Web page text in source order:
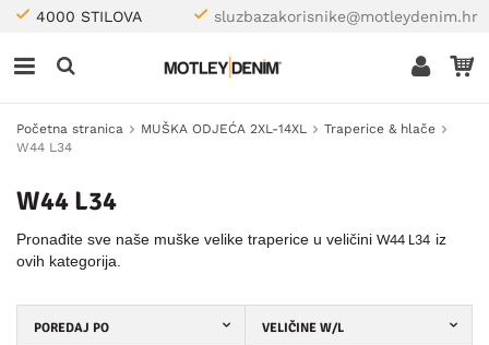
4000 STILOVA sluzbazakorisnike@motleydenim.hr
Početna stranica MUŠKA ODJEĆA 2XL-14XL
Traperice & hlače
W44 L34
W44 L34
Pronađite sve naše muške velike traperice u veličini W44 L34 iz
ovih kategorija.
POREDAJ PO VELIČINE W/L